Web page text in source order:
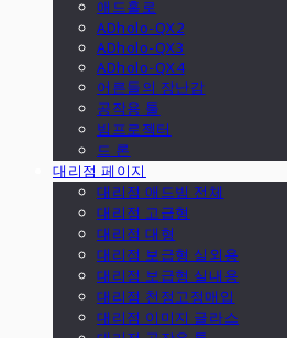
애드홀로
ADholo-QX2
ADholo-QX3
ADholo-QX4
어른들의 장난감
공작용 툴
빔프로젝터
드 론
대리점 페이지
대리점 애드빔 전체
대리점 고급형
대리점 대형
대리점 보급형 실외용
대리점 보급형 실내용
대리점 천정고정매입
대리점 이미지 글라스